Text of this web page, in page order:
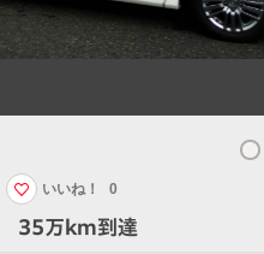
35万km到達
いいね！ 0